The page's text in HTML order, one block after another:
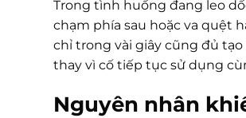
Trong tình huống đang leo
chạm phía sau hoặc va quệt
chỉ trong vài giây cũng đủ
thay vì cố tiếp tục sử dụng
Nguyên nhân